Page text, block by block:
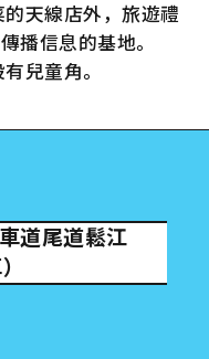
天線店外，旅遊禮
播信息的基地。
兒童角。
道尾道鬆江